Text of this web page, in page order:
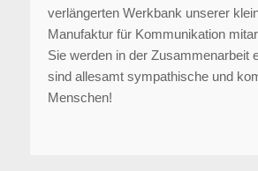
verlängerten Werkbank unserer
Manufaktur für Kommunikation
Sie werden in der Zusammenarbeit
sind allesamt sympathische und
Menschen!